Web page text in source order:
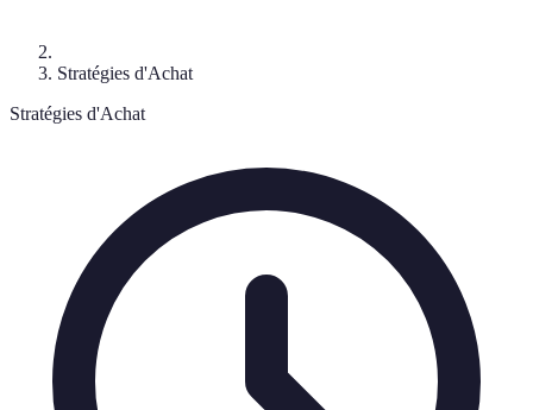
Stratégies d'Achat
Stratégies d'Achat